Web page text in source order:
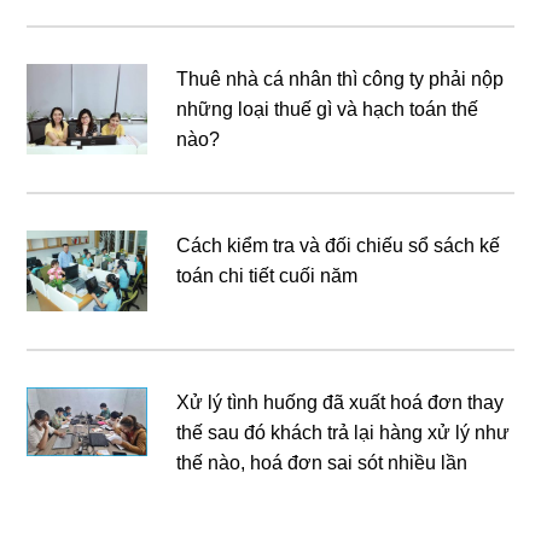
Thuê nhà cá nhân thì công ty phải nộp
những loại thuế gì và hạch toán thế
nào?
Cách kiểm tra và đối chiếu sổ sách kế
toán chi tiết cuối năm
Xử lý tình huống đã xuất hoá đơn thay
thế sau đó khách trả lại hàng xử lý như
thế nào, hoá đơn sai sót nhiều lần